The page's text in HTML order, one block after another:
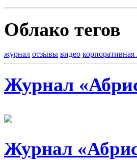
Облако тегов
журнал отзывы видео
Журнал
Журнал